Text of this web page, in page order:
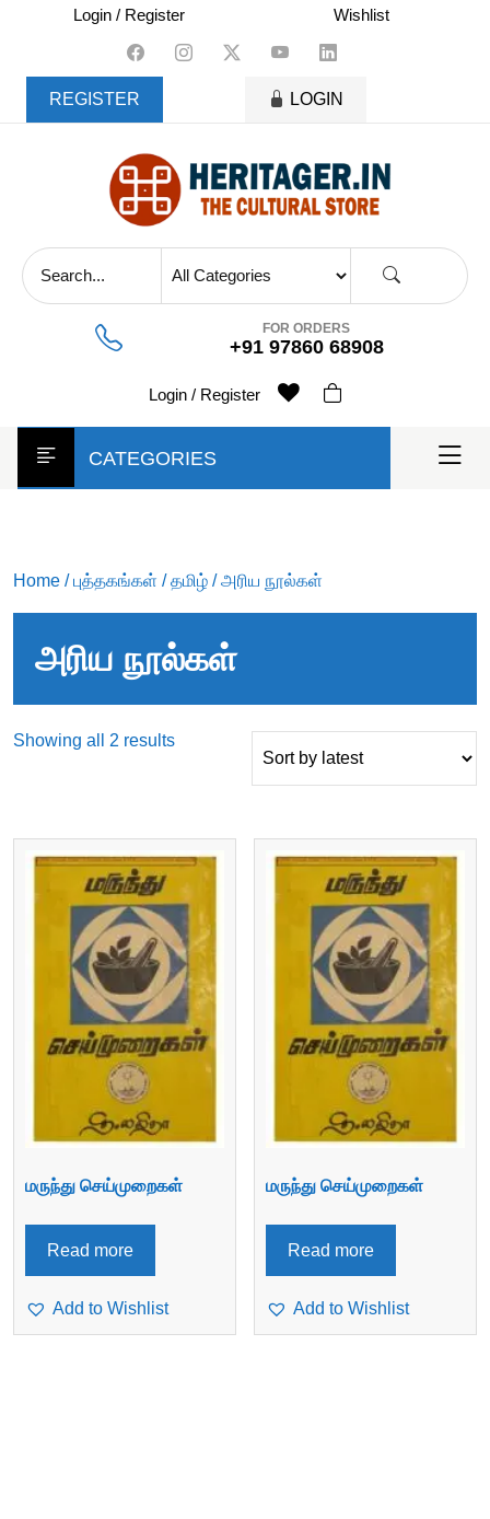
content
Login / Register Wishlist
REGISTER LOGIN
FOR ORDERS
+91 97860 68908
Login / Register
CATEGORIES
Home /புத்தகங்கள் /தமிழ் / அரிய நூல்கள்
அரிய நூல்கள்
Showing all 2 resultsSorted
மருந்து செய்முறைகள்
Read more
Add to Wishlist
மருந்து செய்முறைகள்
Read more
Add to Wishlist